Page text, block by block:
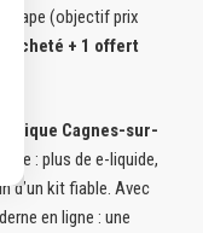
la vape (objectif prix
1 acheté + 1 offert
Cagnes-sur-
: plus de e-liquide,
d’un kit fiable. Avec
en ligne : une